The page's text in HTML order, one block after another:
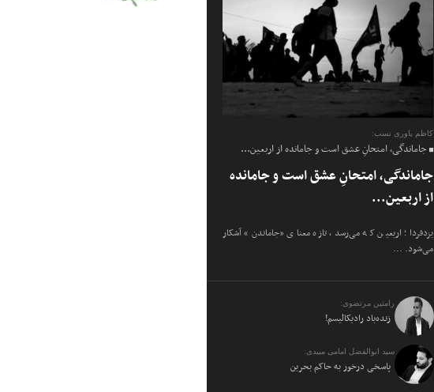
کاظم یاوری نسب:
جاماندگی، امتحانِ عشق است و جامانده از اربعین...
جاماندگی، امتحانِ عشق است و جامانده
از اربعین...
یزدفردا؛ اربعین که می‌رسد، تازه معنای «جاماندن» آشکار
می‌شود. ...
رامتین مرتضوی:
زنده‌باد رادیکالیسم!
سید ابوالفضل امامی میبدی:
پاسخی درخور به حاکم بحرین